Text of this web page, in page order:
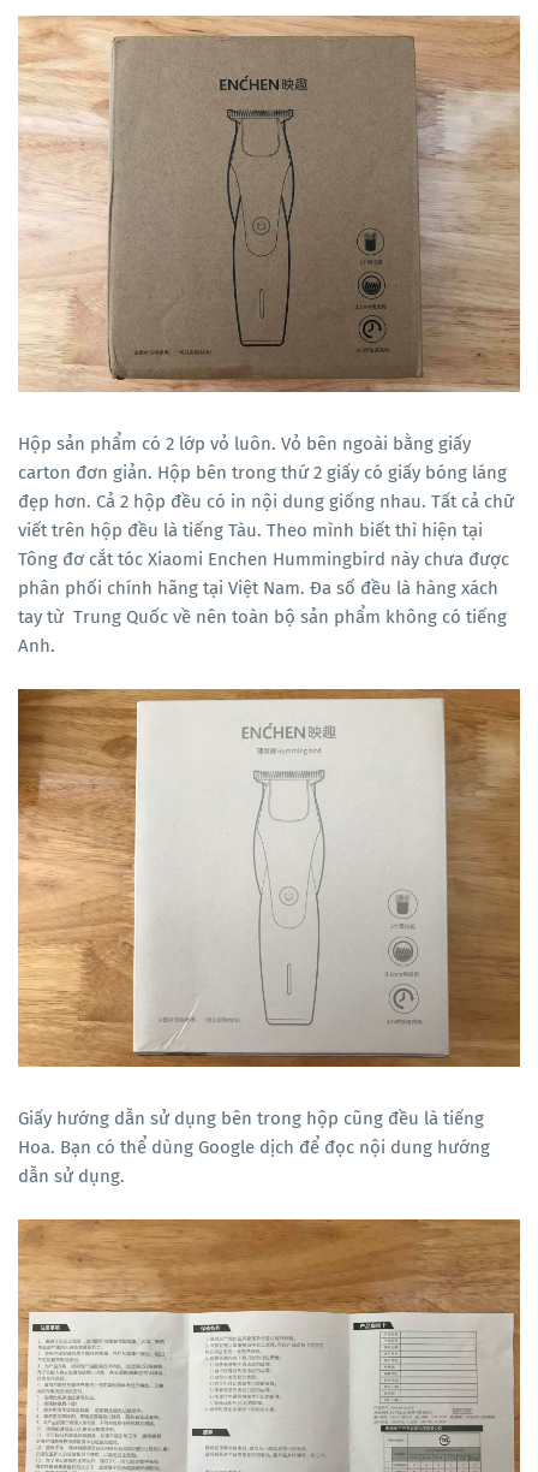
Hộp sản phẩm có 2 lớp vỏ luôn. Vỏ bên ngoài bằng giấy
carton đơn giản. Hộp bên trong thứ 2 giấy có giấy bóng láng
đẹp hơn. Cả 2 hộp đều có in nội dung giống nhau. Tất cả chữ
viết trên hộp đều là tiếng Tàu. Theo mình biết thì hiện tại
Tông đơ cắt tóc Xiaomi Enchen Hummingbird này chưa được
phân phối chính hãng tại Việt Nam. Đa số đều là hàng xách
tay từ Trung Quốc về nên toàn bộ sản phẩm không có tiếng
Anh.
Giấy hướng dẫn sử dụng bên trong hộp cũng đều là tiếng
Hoa. Bạn có thể dùng Google dịch để đọc nội dung hướng
dẫn sử dụng.